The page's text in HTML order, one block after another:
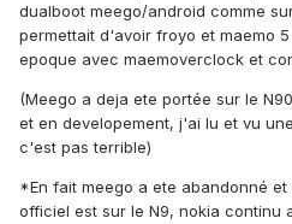
dualboot meego/android comme
permettait d'avoir froyo et maemo
epoque avec maemoverclock et
(Meego a deja ete portée sur le
et en developement, j'ai lu et vu
c'est pas terrible)
*En fait meego a ete abandonné
officiel est sur le N9, nokia continu